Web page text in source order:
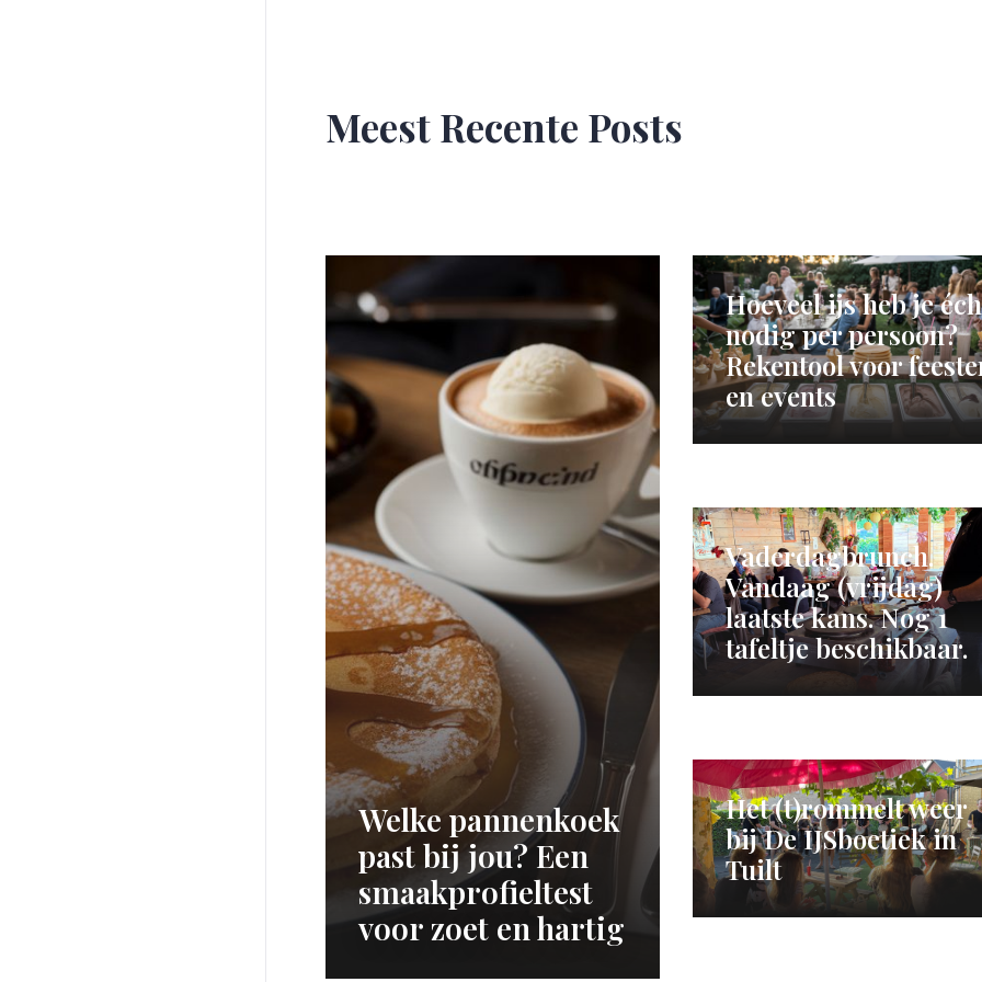
Meest Recente Posts
Welke pannenkoek
past bij jou? Een
smaakprofieltest
voor zoet en hartig
Hoeveel ijs heb je
nodig per persoon?
Rekentool voor
en events
Vaderdagbrunch.
Vandaag (vrijdag)
laatste kans. Nog 1
tafeltje beschikbaar.
Het (t)rommelt weer
bij De IJSboetiek in
Tuilt